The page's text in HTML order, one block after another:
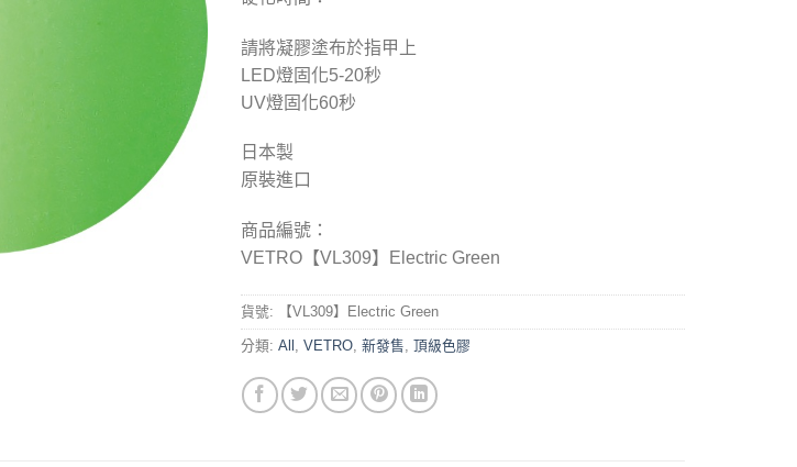
請將凝膠塗布於指甲上
LED燈固化5-20秒
UV燈固化60秒
日本製
原裝進口
商品編號：
VETRO【VL309】Electric Green
貨號: 【VL309】Electric Green
分類: All , VETRO, 新發售, 頂級色膠